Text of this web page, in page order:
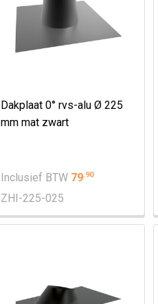
Dakplaat 0° rvs-alu Ø 225
mm mat zwart
Inclusief BTW 79.90
ZHI-225-025